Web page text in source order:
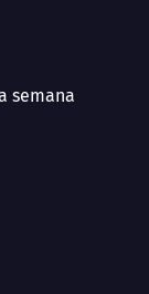
semana